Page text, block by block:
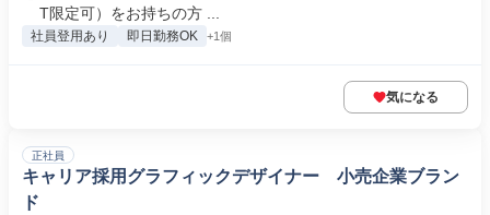
T限定可）をお持ちの方 ...
社員登用あり 即日勤務OK +1個
気になる
正社員
キャリア採用グラフィックデザイナー 小売企業ブラン
ド